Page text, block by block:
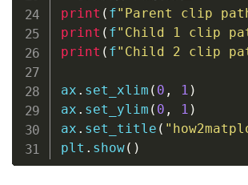
print ( f"Parent clip
print ( f"Child 1 clip
print ( f"Child 2 clip
ax . set_xlim ( 0 , 1 )
ax . set_ylim ( 0 , 1 )
ax . set_title (
plt . show( )